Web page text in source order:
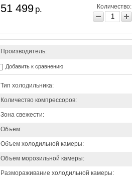
51 499 р. Количество:
Производитель:
Добавить к сравнению
Тип холодильника:
Количество компрессоров:
Зона свежести:
Объем:
Объем холодильной камеры:
Объем морозильной камеры:
Размораживание холодильной камеры: